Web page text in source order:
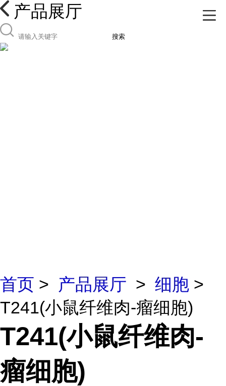
产品展厅
搜索
首页 > 产品展厅 > 细胞 >
T241(小鼠纤维肉-瘤细胞)
T241(小鼠纤维肉-
瘤细胞)